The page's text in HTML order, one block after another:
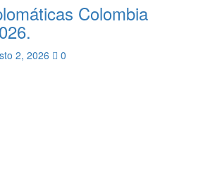
Colombia
2, 2026 0